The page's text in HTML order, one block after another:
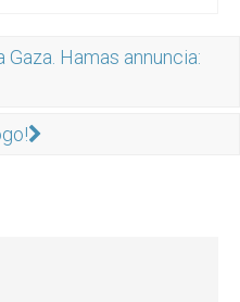
Hamas annuncia: